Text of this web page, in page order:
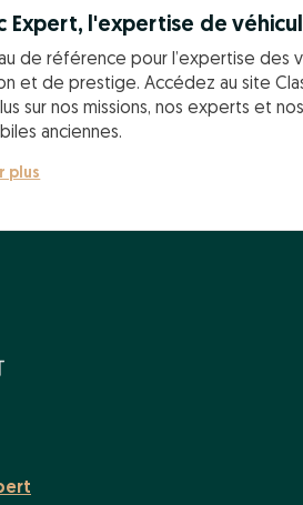
Expert, l'expertise de
de référence pour l’expertise des
et de prestige. Accédez au site
sur nos missions, nos experts et
anciennes.
plus